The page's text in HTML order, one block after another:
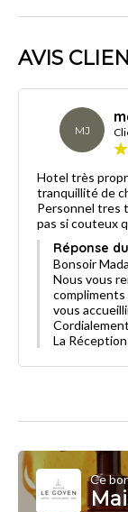
AVIS
MJ
Hotel très
tranquillité de
Personnel tres
pas si couteux
Réponse
Bonsoir
Nous vous
vous
La Réception
Ce